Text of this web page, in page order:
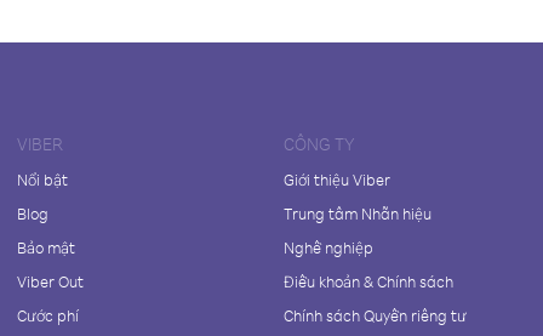
VIBER
Nổi bật
Blog
Bảo mật
Viber Out
Cước phí
CÔNG TY
Giới thiệu Viber
Trung tâm Nhãn hiệu
Nghề nghiệp
Điều khoản & Chính sách
Chính sách Quyền riêng tư